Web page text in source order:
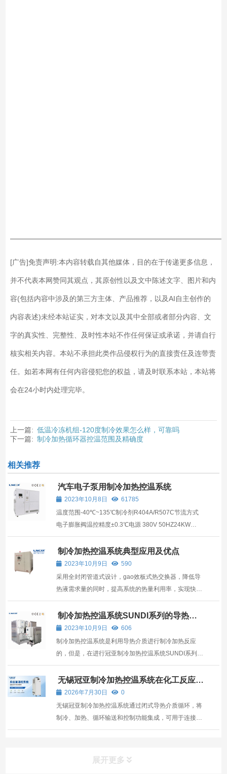
[广告]免责声明:本内容转载自其他媒体，目的在于传递更多信息，
并不代表本网赞同其观点，其原创性以及文中陈述文字、图片和内
容(包括内容中涉及的第三方主体、产品推荐，以及AI自主创作的
内容表述)未经本站证实，对本文以及其中全部或者部分内容、文
字的真实性、完整性、及时性本站不作任何保证或承诺，并请自行
核实相关内容。本站不承担此类作品侵权行为的直接责任及连带责
任。如若本网有任何内容侵犯您的权益，请及时联系本站，本站将
会在24小时内处理完毕。
上一篇: 低温冷冻机组-120度制冷效果怎么样，可靠吗
下一篇: 制冷加热循环器控温范围及精确度
相关推荐
汽车电子泵用制冷加热控温系统
2023年10月8日
61785
温度范围-40℃~135℃制冷剂R404A/R507C节流方式
电子膨胀阀温控精度±0.3℃电源 380V 50HZ24KW
max~95KW max罐内容积60L~300L
制冷加热控温系统典型应用及优点
2023年10月9日
590
采用全封闭管道式设计，gao效板式热交换器，降低导
热液需求量的同时，提高系统的热量利用率，实现快速
升降温度，导热介质在一个密闭系统中，带有膨胀容
器，膨胀容器中的导热介质不参与循环，无论是高温还
是低温，膨胀槽温度保持常温到60摄氏度，有效降低导
热介质在运...
制冷加热控温系统SUNDI系列的导热液
加注说明
2023年10月9日
606
制冷加热控温系统是利用导热介质进行制冷加热反应
的，但是，在进行冠亚制冷加热控温系统SUNDI系列的
导热介质加注的时候，需要注意加注的注意点，以免引
起故障。
无锡冠亚制冷加热控温系统在化工反应过
程中的应用优势分析
2026年7月30日
0
无锡冠亚制冷加热控温系统通过闭式导热介质循环，将
制冷、加热、循环输送和控制功能集成，可用于连接反
应釜夹套、内盘管、外部换热器及工艺循环回路，为化
展开更多